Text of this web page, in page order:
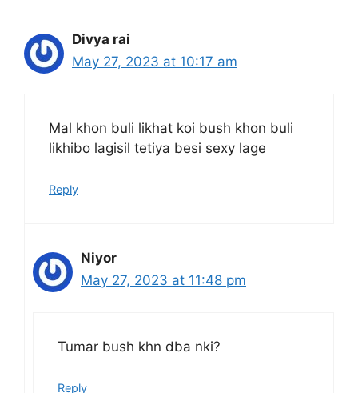
Divya rai
May 27, 2023 at 10:17 am
Mal khon buli likhat koi bush khon buli
likhibo lagisil tetiya besi sexy lage
Reply
Niyor
May 27, 2023 at 11:48 pm
Tumar bush khn dba nki?
Reply